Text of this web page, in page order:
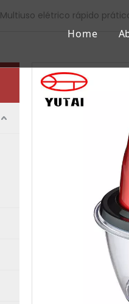
Home
Multiuso elétrico rápido